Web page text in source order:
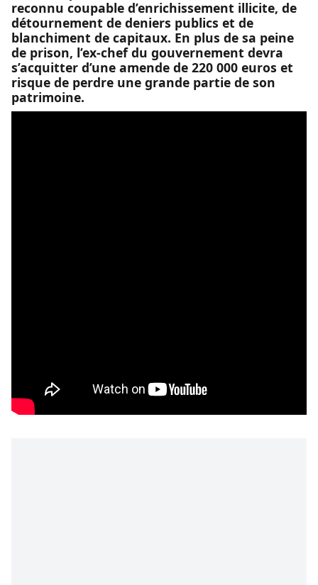
reconnu coupable d’enrichissement illicite, de
détournement de deniers publics et de
blanchiment de capitaux. En plus de sa peine
de prison, l’ex-chef du gouvernement devra
s’acquitter d’une amende de 220 000 euros et
risque de perdre une grande partie de son
patrimoine.